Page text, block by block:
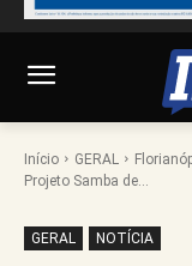
Início GERAL
Projeto Samba de...
GERAL NOTÍCIA